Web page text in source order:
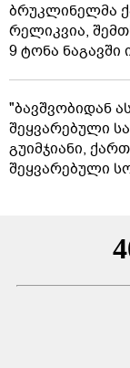
ბრუკლინელმა
რელიკვია,
9 ტონა ნაგავში
"ბავშვობიდან
შეყვარებული
გუიმჯიანი,
შეყვარებული